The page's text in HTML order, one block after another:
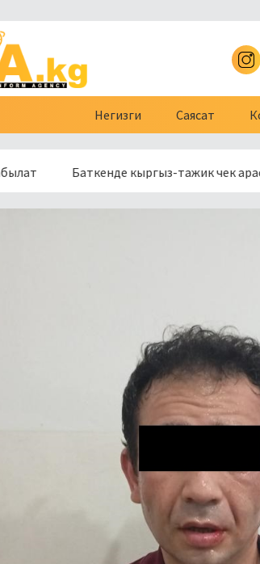
Негизги Саясат
Баткенде кыргыз-тажик чек арасынын 160